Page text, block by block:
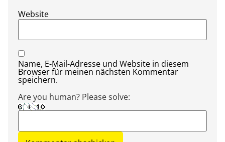
Website
Name, E-Mail-Adresse und Website in diesem
Browser für meinen nächsten Kommentar
speichern.
Are you human? Please solve: